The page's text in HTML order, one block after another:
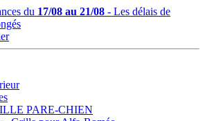
du 17/08 au 21/08 - Les délais de
PARE-CHIEN